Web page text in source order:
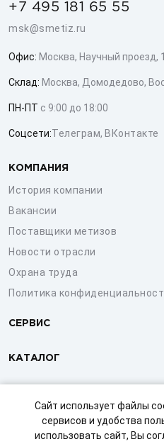
Сайт использует файлы
сервисов и удобства
использовать сайт, Вы
+7 495 181 65 55
msk@smetiz.ru
Офис: Москва, Научный проезд,
Склад: Москва, Домодедово,
ПН-ПТ с 9:00 до 18:00
Соцсети:Телеграм, ВКонтакте
КОМПАНИЯ
История компании
Вакансии
Поставщики метизов
Новости отрасли
Охрана труда
Политика
СЕРВИС
КАТАЛОГ